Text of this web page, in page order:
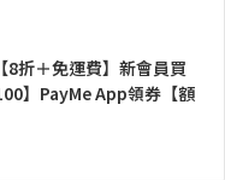
折＋免運費】新會員買
】PayMe App領券【額